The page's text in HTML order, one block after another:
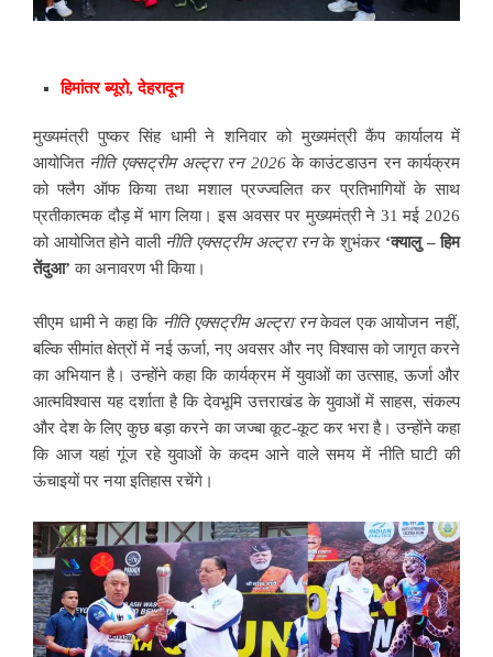
हिमांतर ब्यूरो, देहरादून
मुख्यमंत्री पुष्कर सिंह धामी ने शनिवार को मुख्यमंत्री कैंप कार्यालय में
आयोजित नीति एक्सट्रीम अल्ट्रा रन 2026के काउंटडाउन रन कार्यक्रम
को फ्लैग ऑफ किया तथा मशाल प्रज्ज्वलित कर प्रतिभागियों के साथ
प्रतीकात्मक दौड़ में भाग लिया। इस अवसर पर मुख्यमंत्री ने 31 मई 2026
को आयोजित होने वाली नीतिएक्सट्रीमअल्ट्रा रनके शुभंकर ‘क्यालु –हिम
तेंदुआ’ का अनावरण भी किया।
सीएम धामी ने कहा कि नीतिएक्सट्रीमअल्ट्रा रनकेवल एक आयोजन नहीं,
बल्कि सीमांत क्षेत्रों में नई ऊर्जा, नए अवसर और नए विश्वास को जागृत करने
का अभियान है। उन्होंने कहा कि कार्यक्रम में युवाओं का उत्साह, ऊर्जा और
आत्मविश्वास यह दर्शाता है कि देवभूमि उत्तराखंड के युवाओं में साहस, संकल्प
और देश के लिए कुछ बड़ा करने का जज्बा कूट-कूट कर भरा है। उन्होंने कहा
कि आज यहां गूंज रहे युवाओं के कदम आने वाले समय में नीति घाटी की
ऊंचाइयों पर नया इतिहास रचेंगे।